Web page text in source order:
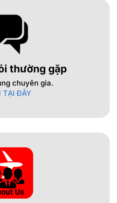
thường gặp
chuyên gia.
TẠI ĐÂY